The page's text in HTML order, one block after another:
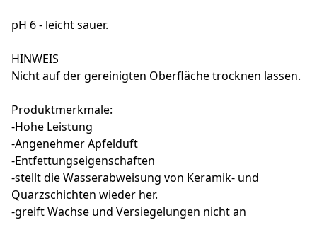
pH 6 - leicht sauer.
HINWEIS
Nicht auf der gereinigten Oberfläche trocknen lassen.
Produktmerkmale:
-Hohe Leistung
-Angenehmer Apfelduft
-Entfettungseigenschaften
-stellt die Wasserabweisung von Keramik- und
Quarzschichten wieder her.
-greift Wachse und Versiegelungen nicht an